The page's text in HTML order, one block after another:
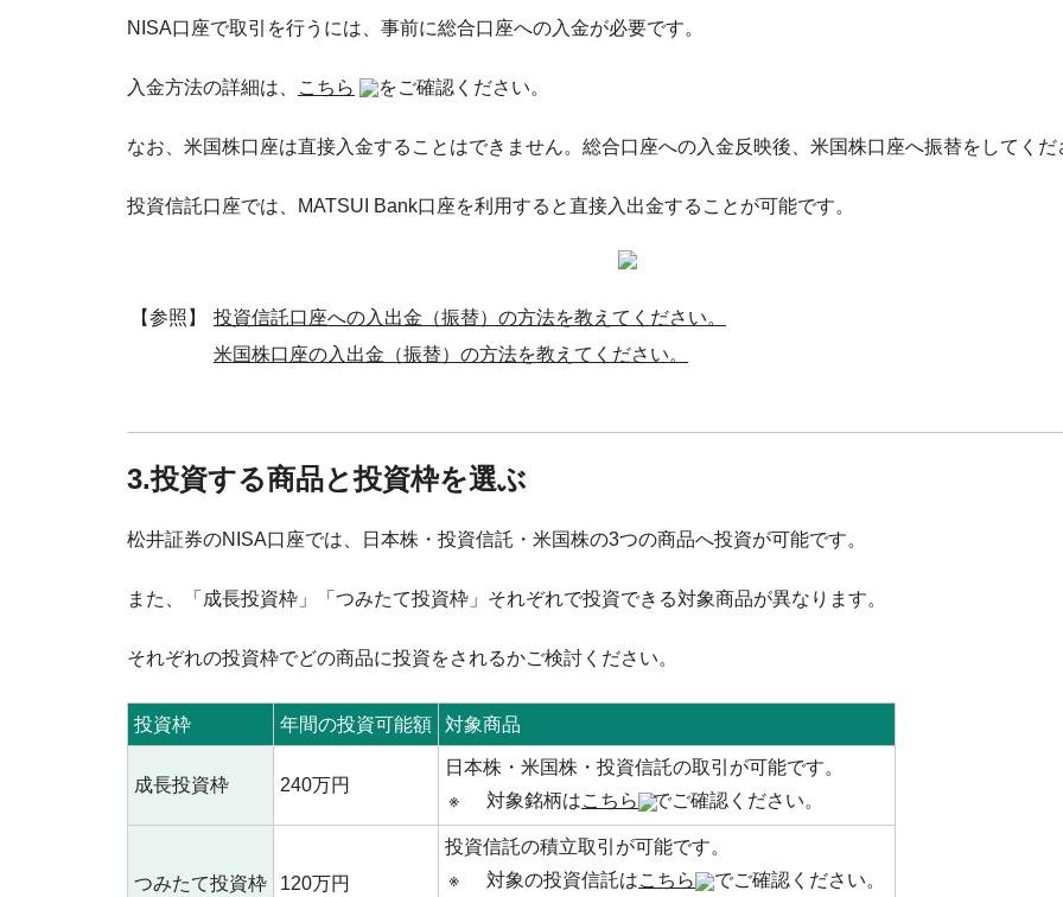
NISA口座で取引を行うには、事前に総合口座への入金が必要です。
入金方法の詳細は、 こちら をご確認ください。
なお、米国株口座は直接入金することはできません。総合口座への入金反映後、米国株口座へ振替をしてくだ
投資信託口座では、MATSUI Bank口座を利用すると直接入出金することが可能です。
【参照】
投資信託口座への入出金（振替）の方法を教えてください。
米国株口座の入出金（振替）の方法を教えてください。
3.投資する商品と投資枠を選ぶ
松井証券のNISA口座では、日本株・投資信託・米国株の3つの商品へ投資が可能です。
また、「成長投資枠」「つみたて投資枠」それぞれで投資できる対象商品が異なります。
それぞれの投資枠でどの商品に投資をされるかご検討ください。
投資枠 年間の投資可能額 対象商品
成長投資枠 240万円
日本株・米国株・投資信託の取引が可能です。
※
対象銘柄はこちら でご確認ください。
つみたて投資枠 120万円
投資信託の積立取引が可能です。
※
対象の投資信託はこちら
でご確認ください。